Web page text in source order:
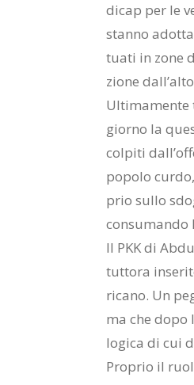
di­cap per le
stan­no
tua­ti in zone
zio­ne
Ul­ti­ma­men­te
gior­no la
col­pi­ti
po­po­lo
prio sul­lo
con­su­man­do
Il PKK di
tut­to­ra
ri­ca­no. Un
ma che dopo
lo­gi­ca di cui
Pro­prio il